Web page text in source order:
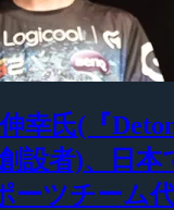
幸氏(『
設者)、日本
ーツチーム